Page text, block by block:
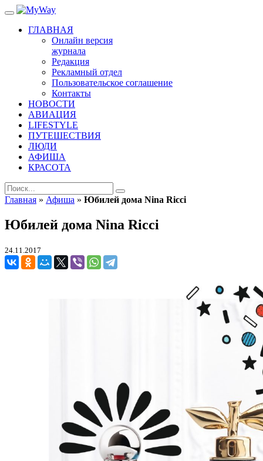
ГЛАВНАЯ
Онлайн версия
журнала
Редакция
Рекламный отдел
Пользовательское соглашение
Контакты
НОВОСТИ
АВИАЦИЯ
LIFESTYLE
ПУТЕШЕСТВИЯ
ЛЮДИ
АФИША
КРАСОТА
Главная » Афиша » Юбилей дома Nina Ricci
Юбилей дома Nina Ricci
24.11.2017